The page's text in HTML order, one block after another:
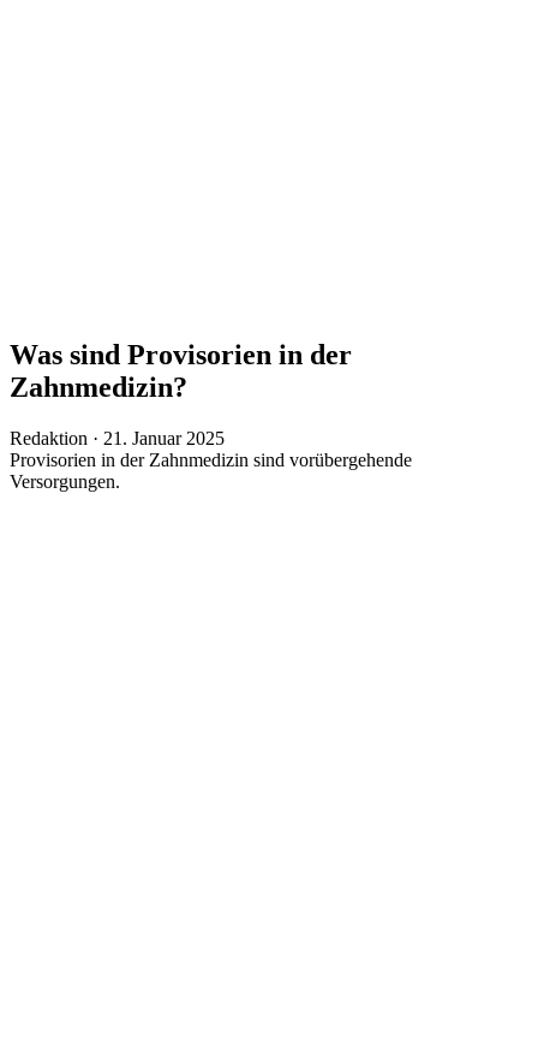
Was sind Provisorien in der
Zahnmedizin?
Redaktion · Veröffentlicht
am
21. Januar 2025
Provisorien in der Zahnmedizin sind vorübergehende
Versorgungen.